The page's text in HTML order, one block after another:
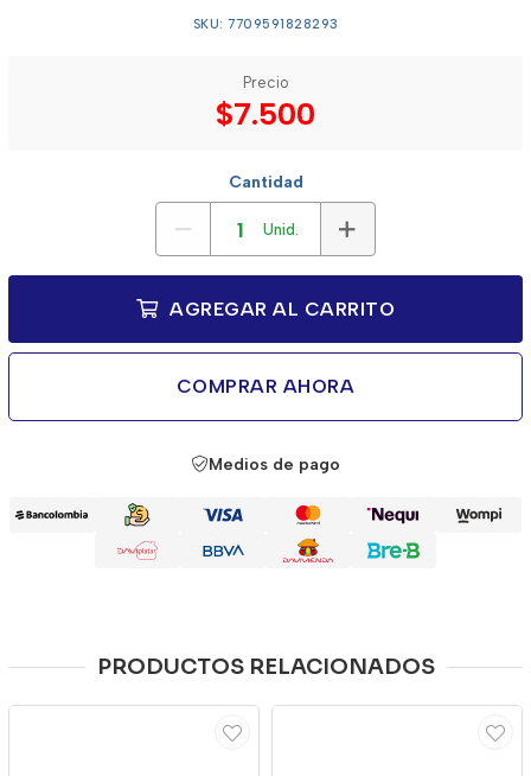
SKU: 7709591828293
Precio
$7.500
Cantidad
Unid.
AGREGAR AL CARRITO
COMPRAR AHORA
Medios de pago
PRODUCTOS RELACIONADOS